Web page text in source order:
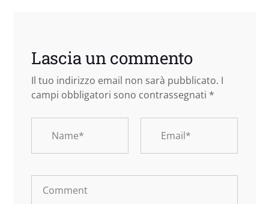
Lascia un commento
Il tuo indirizzo email non sarà pubblicato. I
campi obbligatori sono contrassegnati *